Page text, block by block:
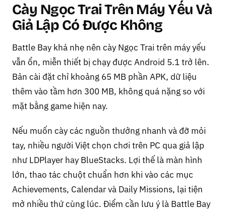
Cày Ngọc Trai Trên Máy Yếu Và
Giả Lập Có Được Không
Battle Bay khá nhẹ nên cày Ngọc Trai trên máy yếu
vẫn ổn, miễn thiết bị chạy được Android 5.1 trở lên.
Bản cài đặt chỉ khoảng 65 MB phần APK, dữ liệu
thêm vào tầm hơn 300 MB, không quá nặng so với
mặt bằng game hiện nay.
Nếu muốn cày các nguồn thưởng nhanh và đỡ mỏi
tay, nhiều người Việt chọn chơi trên PC qua giả lập
như LDPlayer hay BlueStacks. Lợi thế là màn hình
lớn, thao tác chuột chuẩn hơn khi vào các mục
Achievements, Calendar và Daily Missions, lại tiện
mở nhiều thứ cùng lúc. Điểm cần lưu ý là Battle Bay